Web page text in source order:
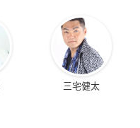
三宅健太